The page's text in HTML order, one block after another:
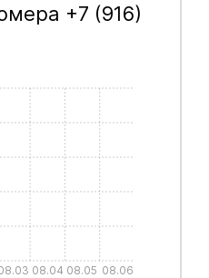
+7 (916)
08.04 08.05 08.06